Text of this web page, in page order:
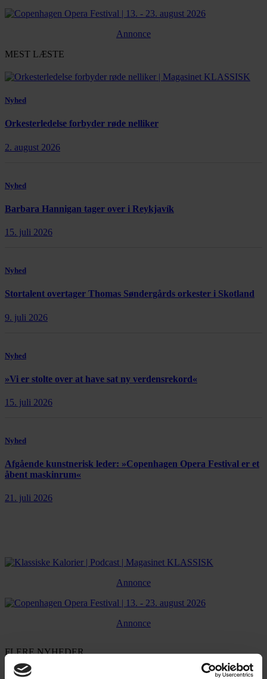
Annonce
MEST LÆSTE
Nyhed
Orkesterledelse forbyder røde nelliker
2. august 2026
Nyhed
Barbara Hannigan tager over i Reykjavík
15. juli 2026
Nyhed
Stortalent overtager Thomas Søndergårds orkester i Skotland
9. juli 2026
Nyhed
»Vi er stolte over at have sat ny verdensrekord«
15. juli 2026
Nyhed
Afgående kunstnerisk leder: »Copenhagen Opera Festival er et
åbent maskinrum«
21. juli 2026
Annonce
Annonce
FLERE NYHEDER